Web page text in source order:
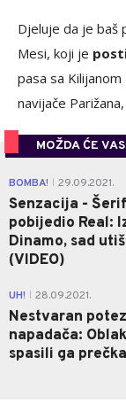
Djeluje da je baš
Mesi, koji je
pasa sa
navijače
MOŽDA ĆE
BOMBA! 29.09.2021.
Senzacija -
pobijedio Real:
Dinamo, sad
(VIDEO)
UH! 28.09.2021.
Nestvaran
napadača:
spasili ga